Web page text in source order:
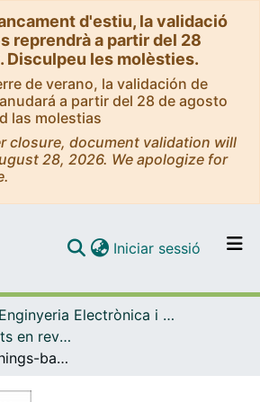
d'estiu, la validació
reprendrà a partir del 28
Disculpeu les molèsties.
de verano, la validación de
a partir del 28 de agosto
las molestias
closure, document validation will
28, 2026. We apologize for
Navega per tot el DD
Iniciar sessió (current)
Enginyeria Electrònica i Biomèdica
Articles publicats en revistes (Enginyeria Electrònica i Biomèdica)
An internet of things-based intensity and time-resolved fluorescence reader for point-of-care testing